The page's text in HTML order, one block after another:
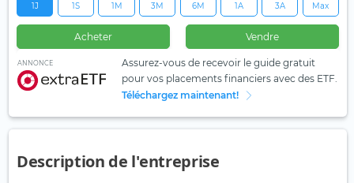
1J 1S 1M 3M 6M 1A 3A Max
Acheter Vendre
ANNONCE
Assurez-vous de recevoir le guide gratuit
pour vos placements financiers avec des ETF.
Téléchargez maintenant!
Description de l'entreprise